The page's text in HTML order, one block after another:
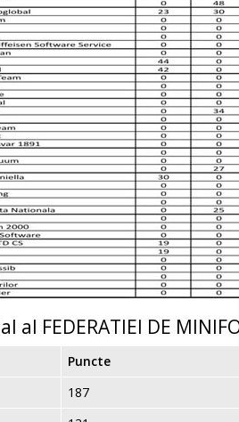
al FEDERATIEI DE
Puncte
187